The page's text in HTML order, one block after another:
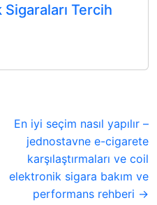
Tercih
En iyi seçim nasıl yapılır –
jednostavne e-cigarete
karşılaştırmaları ve coil
elektronik sigara bakım ve
performans rehberi →